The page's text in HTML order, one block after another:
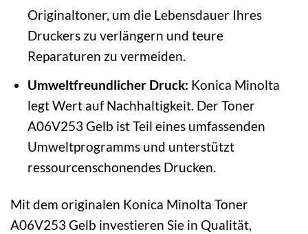
Originaltoner, um die Lebensdauer Ihres
Druckers zu verlängern und teure
Reparaturen zu vermeiden.
Umweltfreundlicher Druck: Konica Minolta
legt Wert auf Nachhaltigkeit. Der Toner
A06V253 Gelb ist Teil eines umfassenden
Umweltprogramms und unterstützt
ressourcenschonendes Drucken.
Mit dem originalen Konica Minolta Toner
A06V253 Gelb investieren Sie in Qualität,